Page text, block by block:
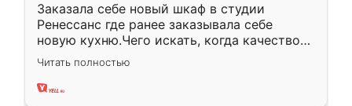
Заказала себе новый шкаф в студии
Ренессанс где ранее заказывала себе
новую кухню.Чего искать, когда качеством
вполне довольна. Служит кухня уже почти
два года, нареканий нет.
Читать полностью